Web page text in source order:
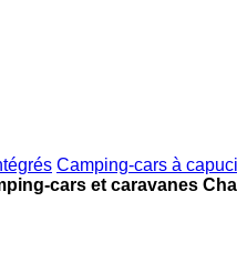
Camping-cars à
cars et caravanes